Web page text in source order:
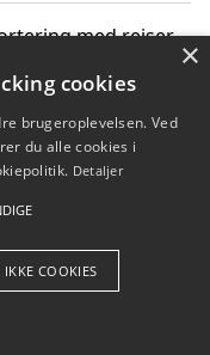
med rejser
til co2 reduktion
×
cookies
brugeroplevelsen. Ved
du alle cookies i
Detaljer
COOKIES